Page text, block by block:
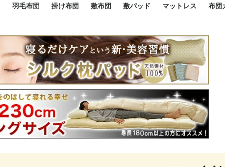
ット 2点セット
3点セット
4点セット
5点セット
6点セット
エクセルゴールド
ロイヤルゴールド
マザーダックダウン
セット
セット
ット 2点セット
3点セット
4点セット
6点セット
ト 2点セット
3点セット
羽毛布団
プレミアムゴールド
ロイヤルゴールド
エクセルゴールド
ニューゴールド
マザーダックダウン
マザーグースダウン
スーパーロングサイズ
洗える羽毛布団
肌掛け布団
掛け布団
防ダニ掛け布団
洗える掛け布団
小さい掛け布団
大きい掛け布団
肌掛け布団
敷布団
防ダニ敷布団
小さい敷布団 70cm幅
75cm幅
ングル
80cm幅
大きい敷布団
機能性敷布団
敷パッド
シングルサイズ敷パッド
小さい敷パッド
大きい敷パッド
シルク敷パッド
枕パッド
シルク枕パッド
除湿シート
接触冷感パッド
暖かパッド
ガーゼケット
オーガニックコットン
ベッドパッド
パッドセット
マットレス 布団
掛
敷
枕
防
ク
オ
カ